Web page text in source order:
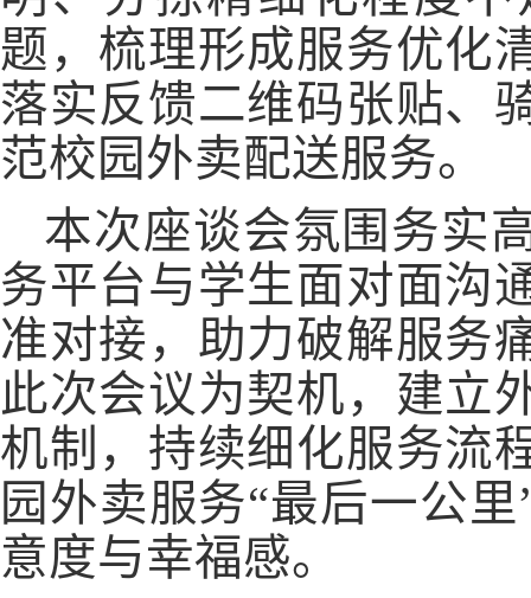
题，梳理形成服务优化
落实反馈二维码张贴、
范校园外卖配送服务。
本次座谈会氛围务实
务平台与学生面对面沟
准对接，助力破解服务
此次会议为契机，建立
机制，持续细化服务流
园外卖服务“最后一公
意度与幸福感。